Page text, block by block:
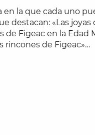
en la que cada uno
destacan: «Las
de Figeac en la Edad
rincones de Figeac»…